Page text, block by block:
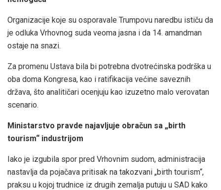
Organizacije koje su osporavale Trumpovu naredbu ističu da
je odluka Vrhovnog suda veoma jasna i da 14. amandman
ostaje na snazi.
Za promenu Ustava bila bi potrebna dvotrećinska podrška u
oba doma Kongresa, kao i ratifikacija većine saveznih
država, što analitičari ocenjuju kao izuzetno malo verovatan
scenario.
Ministarstvo pravde najavljuje obračun sa „birth
tourism“ industrijom
Iako je izgubila spor pred Vrhovnim sudom, administracija
nastavlja da pojačava pritisak na takozvani „birth tourism“,
praksu u kojoj trudnice iz drugih zemalja putuju u SAD kako